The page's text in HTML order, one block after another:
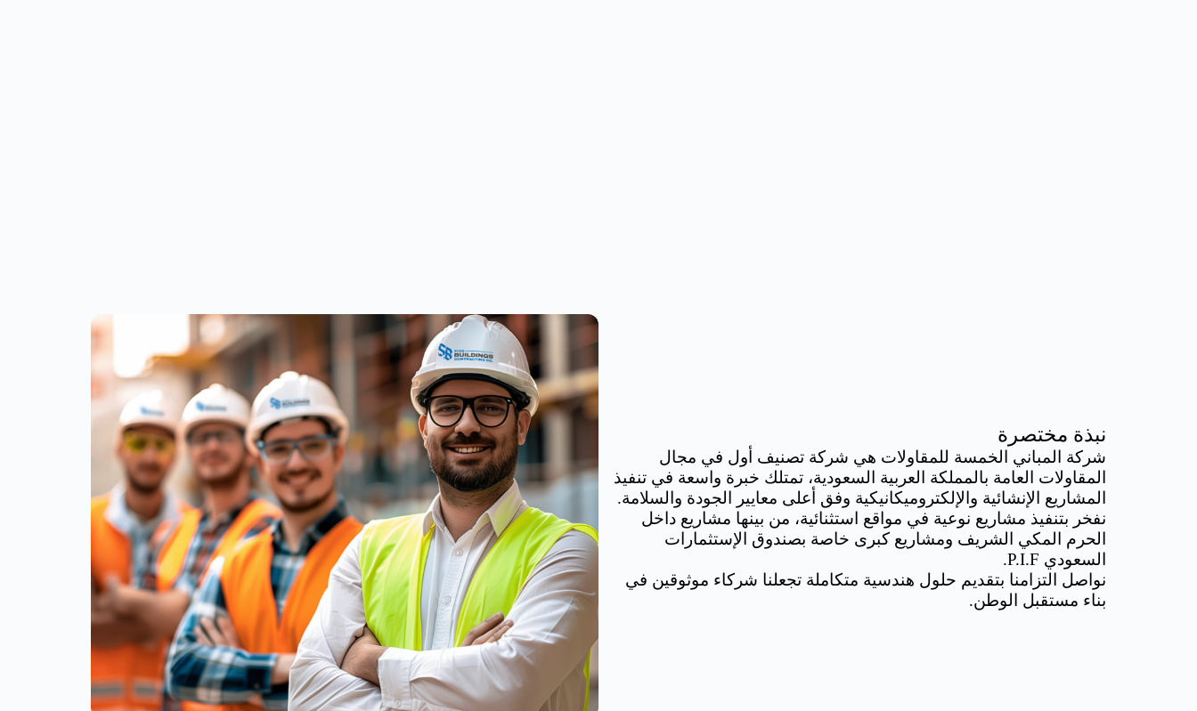
نبذة مختصرة
شركة المباني الخمسة للمقاولات هي شركة تصنيف أول في مجال
المقاولات العامة بالمملكة العربية السعودية، تمتلك خبرة واسعة في تنفيذ
المشاريع الإنشائية والإلكتروميكانيكية وفق أعلى معايير الجودة والسلامة.
نفخر بتنفيذ مشاريع نوعية في مواقع استثنائية، من بينها مشاريع داخل
الحرم المكي الشريف ومشاريع كبرى خاصة بصندوق الإستثمارات
السعودي P.I.F.
نواصل التزامنا بتقديم حلول هندسية متكاملة تجعلنا شركاء موثوقين في
بناء مستقبل الوطن.